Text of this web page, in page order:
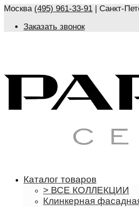
Москва (495) 961-33-91 | Санкт-
Заказать звонок
Каталог товаров
> ВСЕ КОЛЛЕКЦИИ
Клинкерная